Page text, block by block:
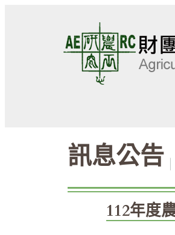
訊息公告
112年度